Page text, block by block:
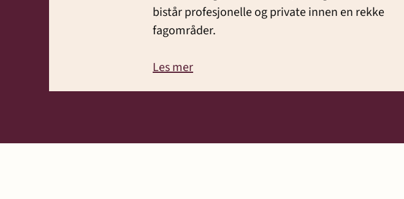
bistår profesjonelle og private innen en rekke
fagområder.
Les mer